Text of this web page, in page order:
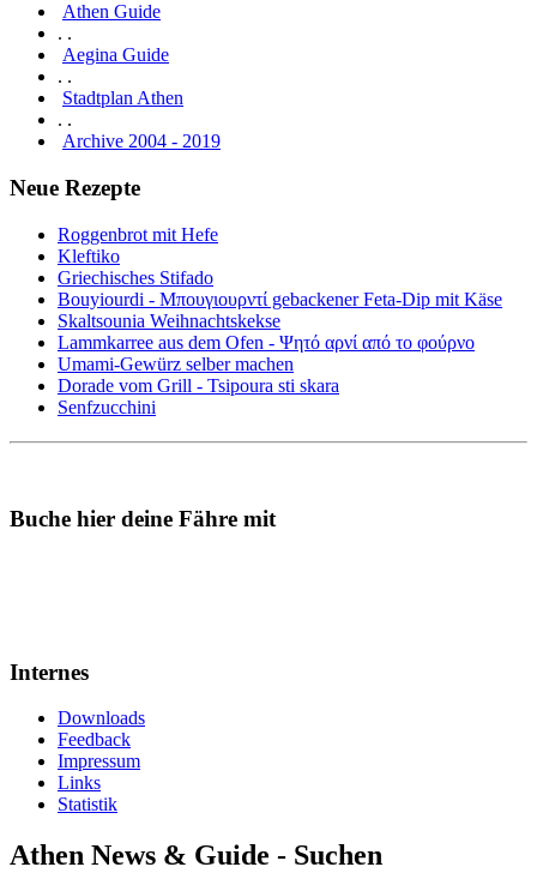
Athen Guide
. .
Aegina Guide
. .
Stadtplan Athen
. .
Archive 2004 - 2019
Neue Rezepte
Roggenbrot mit Hefe
Kleftiko
Griechisches Stifado
Bouyiourdi - Μπουγιουρντί gebackener Feta-Dip mit Käse
Skaltsounia Weihnachtskekse
Lammkarree aus dem Ofen - Ψητό αρνί από το φούρνο
Umami-Gewürz selber machen
Dorade vom Grill - Tsipoura sti skara
Senfzucchini
Buche hier deine Fähre mit
Internes
Downloads
Feedback
Impressum
Links
Statistik
Athen News & Guide - Suchen